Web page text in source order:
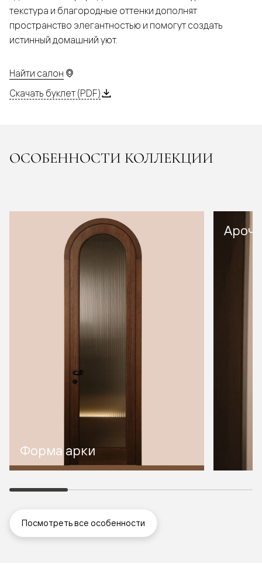
текстура и благородные оттенки дополнят
пространство элегантностью и помогут создать
истинный домашний уют.
Найти салон
Скачать буклет (PDF)
ОСОБЕННОСТИ КОЛЛЕКЦИИ
Форма арки
Посмотреть все особенности